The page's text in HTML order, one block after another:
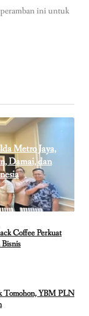
peramban ini untuk
Metro Jaya,
Damai, dan
Coffee Perkuat
Tomohon, YBM PLN